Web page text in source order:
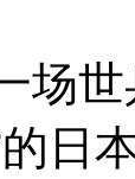
场
日